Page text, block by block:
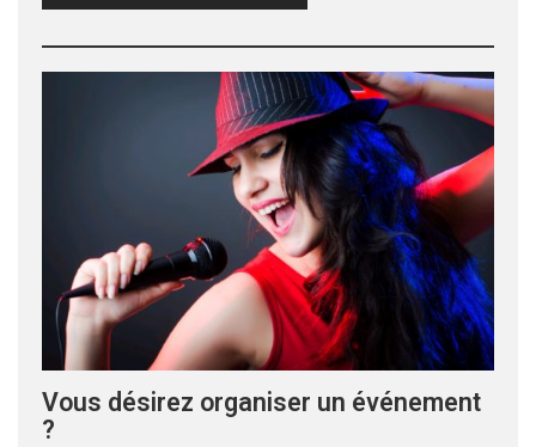
Vous désirez organiser un événement
?